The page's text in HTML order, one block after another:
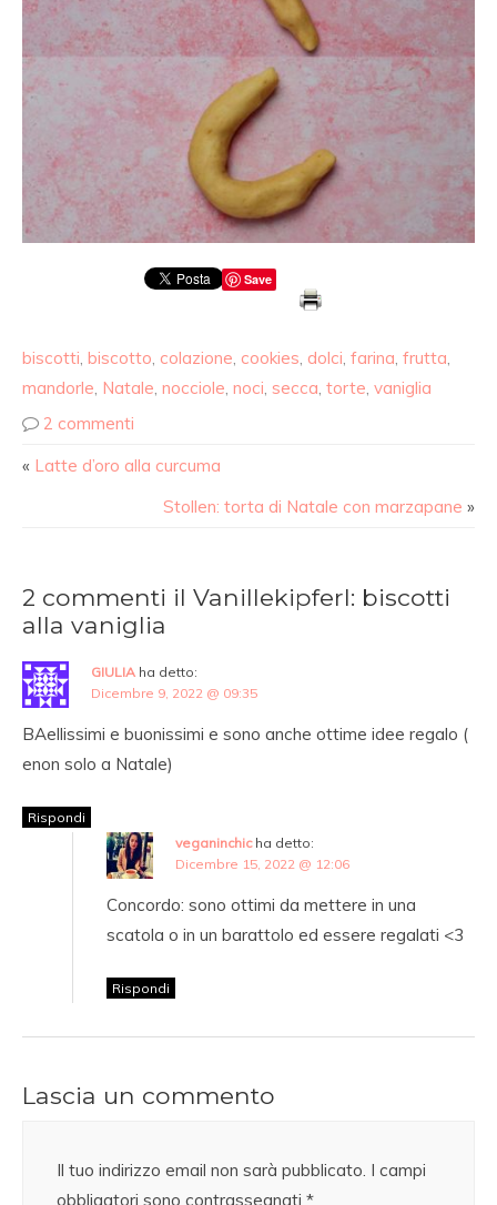
Save
biscotti, biscotto, colazione, cookies, dolci, farina, frutta,
mandorle, Natale, nocciole, noci, secca, torte, vaniglia
2 commenti
« Latte d’oro alla curcuma
Stollen: torta di Natale con marzapane »
2 commenti il Vanillekipferl: biscotti
alla vaniglia
GIULIA ha detto:
Dicembre 9, 2022 @ 09:35
BAellissimi e buonissimi e sono anche ottime idee regalo (
enon solo a Natale)
Rispondi
veganinchic ha detto:
Dicembre 15, 2022 @ 12:06
Concordo: sono ottimi da mettere in una
scatola o in un barattolo ed essere regalati <3
Rispondi
Lascia un commento
Il tuo indirizzo email non sarà pubblicato. I campi
obbligatori sono contrassegnati *